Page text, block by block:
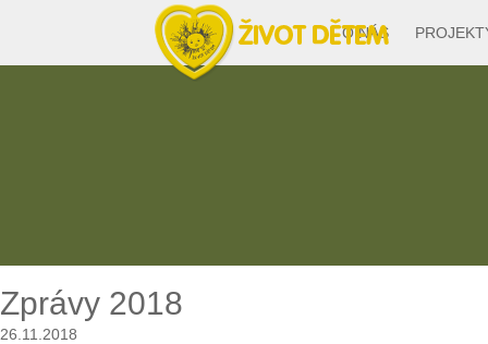
O NÁS
Zprávy 2018
26.11.2018